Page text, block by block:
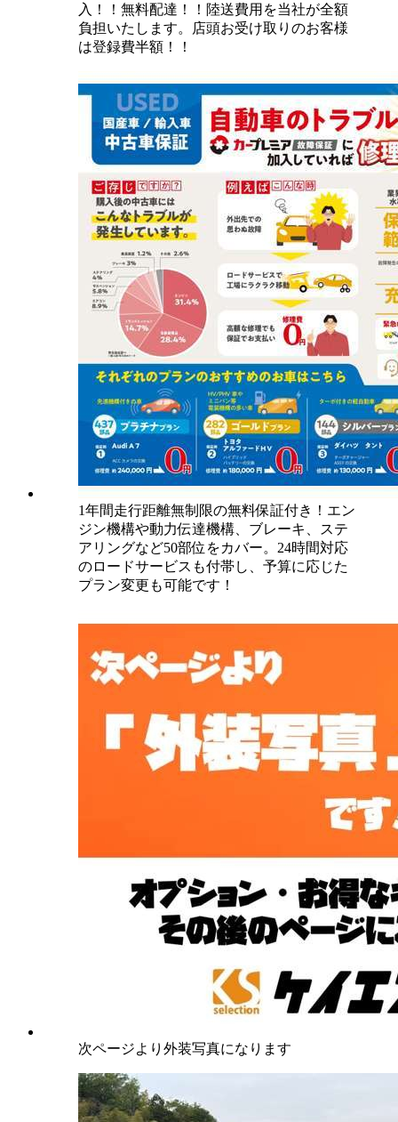
入！！無料配達！！陸送費用を当社が全額
負担いたします。店頭お受け取りのお客様
は登録費半額！！
1年間走行距離無制限の無料保証付き！エン
ジン機構や動力伝達機構、ブレーキ、ステ
アリングなど50部位をカバー。24時間対応
のロードサービスも付帯し、予算に応じた
プラン変更も可能です！
次ページより外装写真になります